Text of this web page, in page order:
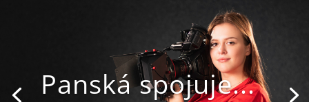
Panská spojuje...